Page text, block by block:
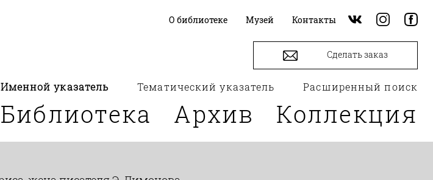
О библиотеке Музей Контакты
Именной указатель Тематический указатель Расширенный поиск
Сделать заказ
Библиотека Архив Коллекция